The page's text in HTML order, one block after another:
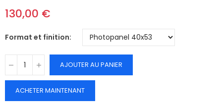
130,00 €
Format et finition
AJOUTER AU PANIER
ACHETER MAINTENANT